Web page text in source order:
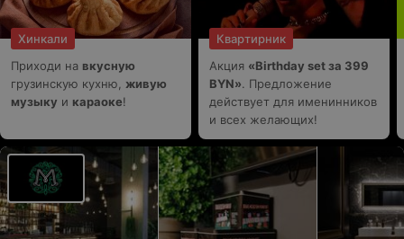
Хинкали
Приходи на вкусную
грузинскую кухню, живую
музыку и караоке!
Квартирник
Акция «Birthday set за 399
BYN». Предложение
действует для именинников
и всех желающих!